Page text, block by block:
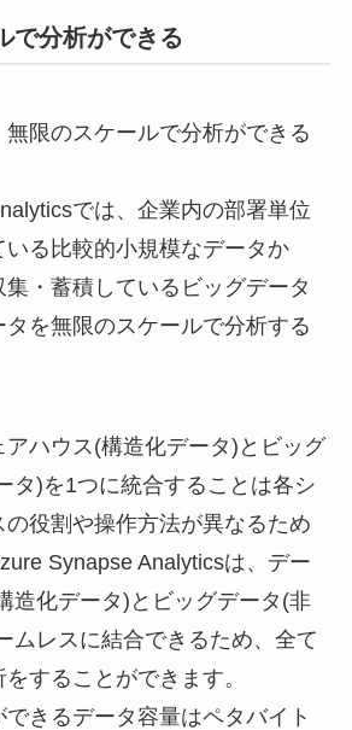
で分析ができる
無限のスケールで分析ができる
では、企業内の部署単位
る比較的小規模なデータか
集・蓄積しているビッグデータ
タを無限のスケールで分析する
ハウス(構造化データ)とビッグ
タ)を1つに統合することは各シ
の役割や操作方法が異なるため
Synapse Analyticsは、デー
造化データ)とビッグデータ(非
ムレスに結合できるため、全て
することができます。
できるデータ容量はペタバイト